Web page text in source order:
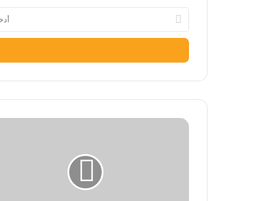
بريدك
الإلكتروني
جامعة